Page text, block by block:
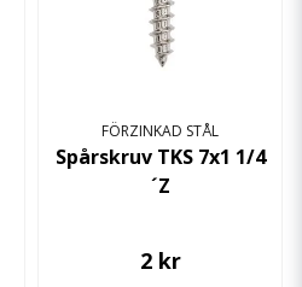
FÖRZINKAD STÅL
Spårskruv TKS 7x1 1/4
´Z
2 kr